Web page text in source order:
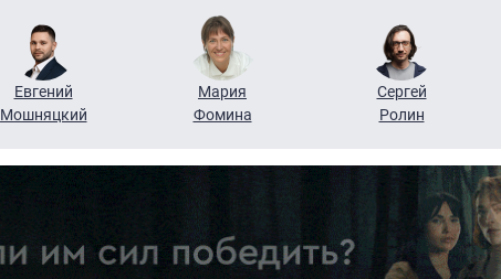
Евгений
Мошняцкий
Мария
Фомина
Сергей
Ролин